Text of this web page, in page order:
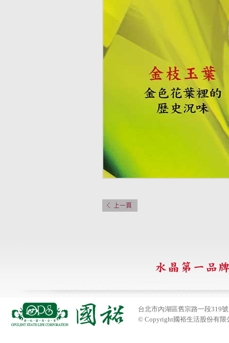
台北市內湖區舊宗路一段
© Copyright國裕生活股份有限